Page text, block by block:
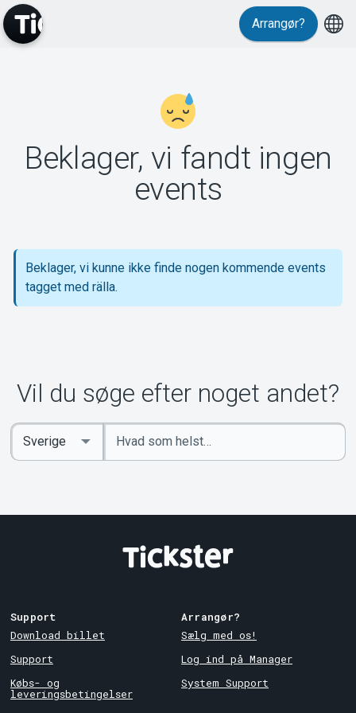
Support
Om Tickster
Arrangør?
Beklager, vi fandt ingen
events
Beklager, vi kunne ikke finde nogen kommende events
tagget med rälla.
Vil du søge efter noget andet?
Indtast
søgeord
Select
Country
Support
Download billet
Support
Købs- og
leveringsbetingelser
Arrangør?
Sælg med os!
Log ind på Manager
System Support